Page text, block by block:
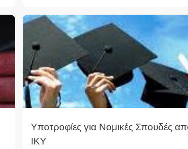
Υποτροφίες για Νομικές Σπουδές
ΙΚΥ
ΔΙΔΑΚΤΟΡΙΚΉ ΈΡΕΥΝΑ ΔΙΔΑΚΤΟΡΙΚΌ ΝΟΜΙΚΉΣ